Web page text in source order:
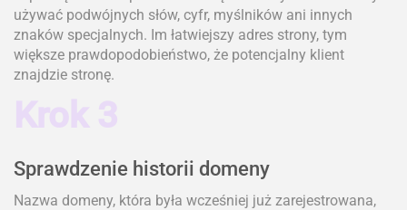
używać podwójnych słów, cyfr, myślników ani innych
znaków specjalnych. Im łatwiejszy adres strony, tym
większe prawdopodobieństwo, że potencjalny klient
znajdzie stronę.
Krok 3
Sprawdzenie historii domeny
Nazwa domeny, która była wcześniej już zarejestrowana,